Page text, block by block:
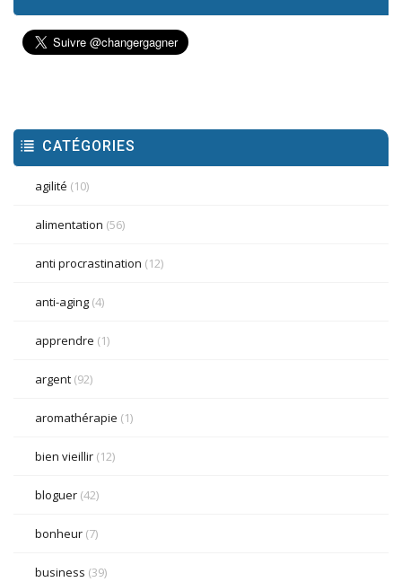
CATÉGORIES
agilité (10)
alimentation (56)
anti procrastination (12)
anti-aging (4)
apprendre (1)
argent (92)
aromathérapie (1)
bien vieillir (12)
bloguer (42)
bonheur (7)
business (39)